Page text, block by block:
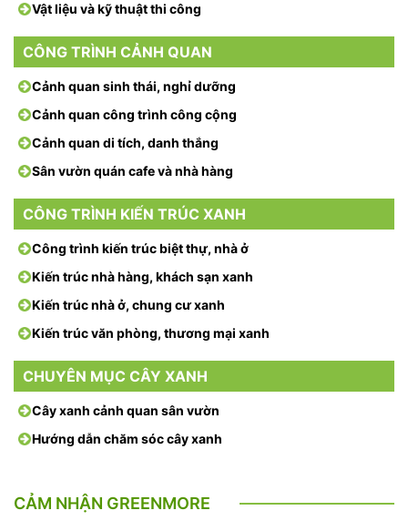
Vật liệu và kỹ thuật thi công
CÔNG TRÌNH CẢNH QUAN
Cảnh quan sinh thái, nghỉ dưỡng
Cảnh quan công trình công cộng
Cảnh quan di tích, danh thắng
Sân vườn quán cafe và nhà hàng
CÔNG TRÌNH KIẾN TRÚC XANH
Công trình kiến trúc biệt thự, nhà ở
Kiến trúc nhà hàng, khách sạn xanh
Kiến trúc nhà ở, chung cư xanh
Kiến trúc văn phòng, thương mại xanh
CHUYÊN MỤC CÂY XANH
Cây xanh cảnh quan sân vườn
Hướng dẫn chăm sóc cây xanh
CẢM NHẬN GREENMORE